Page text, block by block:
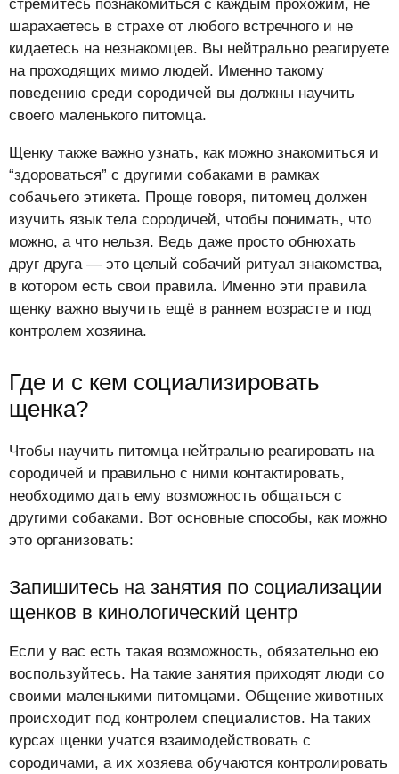
стремитесь познакомиться с каждым прохожим, не
шарахаетесь в страхе от любого встречного и не
кидаетесь на незнакомцев. Вы нейтрально реагируете
на проходящих мимо людей. Именно такому
поведению среди сородичей вы должны научить
своего маленького питомца.
Щенку также важно узнать, как можно знакомиться и
“здороваться” с другими собаками в рамках
собачьего этикета. Проще говоря, питомец должен
изучить язык тела сородичей, чтобы понимать, что
можно, а что нельзя. Ведь даже просто обнюхать
друг друга — это целый собачий ритуал знакомства,
в котором есть свои правила. Именно эти правила
щенку важно выучить ещё в раннем возрасте и под
контролем хозяина.
Где и с кем социализировать
щенка?
Чтобы научить питомца нейтрально реагировать на
сородичей и правильно с ними контактировать,
необходимо дать ему возможность общаться с
другими собаками. Вот основные способы, как можно
это организовать:
Запишитесь на занятия по социализации
щенков в кинологический центр
Если у вас есть такая возможность, обязательно ею
воспользуйтесь. На такие занятия приходят люди со
своими маленькими питомцами. Общение животных
происходит под контролем специалистов. На таких
курсах щенки учатся взаимодействовать с
сородичами, а их хозяева обучаются контролировать